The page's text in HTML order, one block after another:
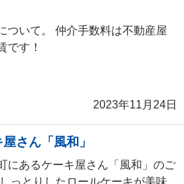
ついて。 仲介手数料は不動産屋
です！
2023年11月24日
さん「風和」
にあるケーキ屋さん「風和」のご
っとりしたロールケーキが美味